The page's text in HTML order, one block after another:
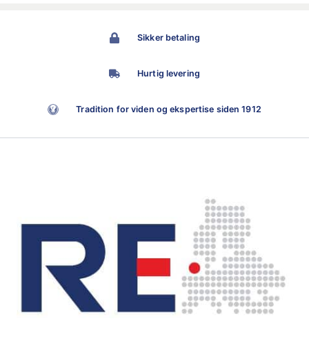
Sikker betaling
Hurtig levering
Tradition for viden og ekspertise siden 1912